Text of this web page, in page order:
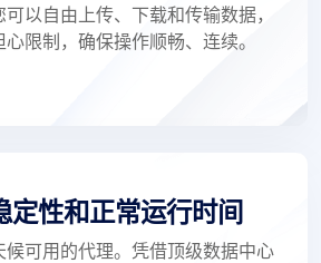
可以自由上传、下载和传输数据，
心限制，确保操作顺畅、连续。
定性和正常运行时间
候可用的代理。凭借顶级数据中心